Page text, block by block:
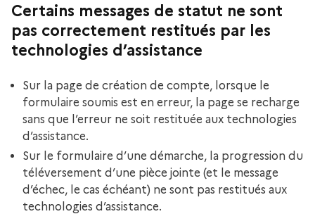
Certains messages de statut ne sont
pas correctement restitués par les
technologies d’assistance
Sur la page de création de compte, lorsque le
formulaire soumis est en erreur, la page se recharge
sans que l’erreur ne soit restituée aux technologies
d’assistance.
Sur le formulaire d’une démarche, la progression du
téléversement d’une pièce jointe (et le message
d’échec, le cas échéant) ne sont pas restitués aux
technologies d’assistance.